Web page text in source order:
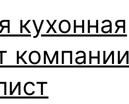
кухонная
компании